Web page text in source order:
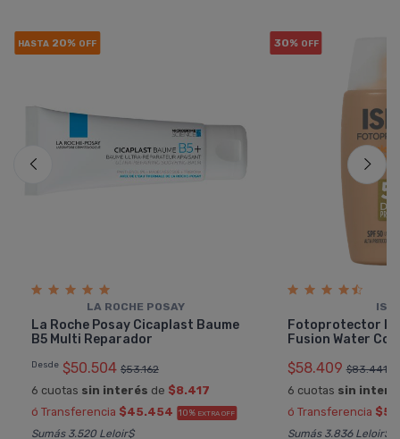
HASTA20% OFF
LA ROCHE POSAY
La Roche Posay Cicaplast Baume
B5 Multi Reparador
Desde $50.504 $53.162
6 cuotas sin interés de $8.417
ó Transferencia $45.454 10% EXTRA OFF
Sumás 3.520 Leloir$
30% OFF
Fotoprotector
Fusion Water
$58.409 $83.441
6 cuotas sin
ó Transferencia
Sumás 3.836 Leloir$